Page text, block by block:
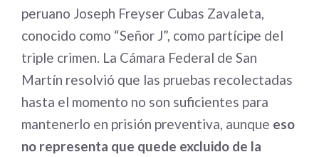
peruano Joseph Freyser Cubas Zavaleta,
conocido como “Señor J”, como partícipe del
triple crimen. La Cámara Federal de San
Martín resolvió que las pruebas recolectadas
hasta el momento no son suficientes para
mantenerlo en prisión preventiva, aunque eso
no representa que quede excluido de la